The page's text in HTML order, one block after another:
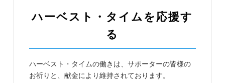
ハーベスト・タイムを応援す
る
ハーベスト・タイムの働きは、サポーターの皆様の
お祈りと、献金により維持されております。